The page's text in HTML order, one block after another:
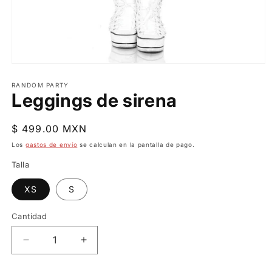
multimedia
1
en
modal
RANDOM PARTY
Leggings de sirena
Precio
habitual
$ 499.00 MXN
Los gastos de envío se calculan en la pantalla de pago.
Talla
XS S
Cantidad
Reducir
Aumentar